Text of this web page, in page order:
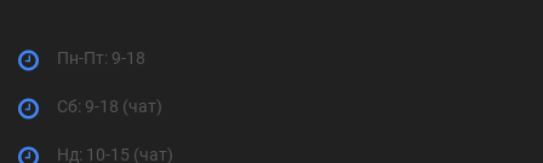
Пн-Пт: 9-18
Cб: 9-18 (чат)
Нд: 10-15 (чат)